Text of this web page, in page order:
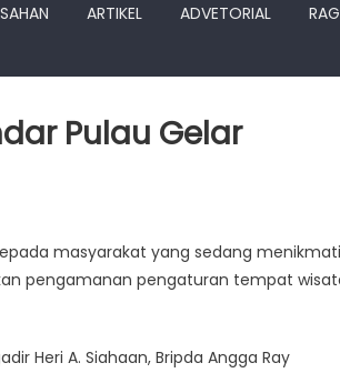
ARTIKEL ADVETORIAL
Pulau Gelar
masyarakat yang sedang menikmati
pengamanan pengaturan tempat
Heri A. Siahaan, Bripda Angga Ray